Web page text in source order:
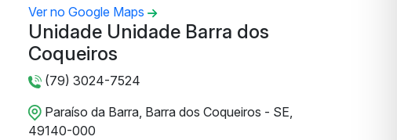
Ver no Google Maps
Unidade Unidade Barra dos
Coqueiros
(79) 3024-7524
Paraíso da Barra, Barra dos Coqueiros - SE,
49140-000